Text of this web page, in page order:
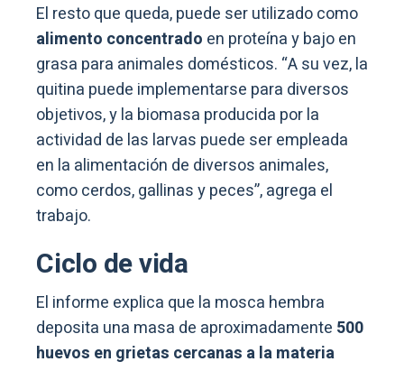
El resto que queda, puede ser utilizado como
alimento concentrado en proteína y bajo en
grasa para animales domésticos. “A su vez, la
quitina puede implementarse para diversos
objetivos, y la biomasa producida por la
actividad de las larvas puede ser empleada
en la alimentación de diversos animales,
como cerdos, gallinas y peces”, agrega el
trabajo.
Ciclo de vida
El informe explica que la mosca hembra
deposita una masa de aproximadamente 500
huevos en grietas cercanas a la materia